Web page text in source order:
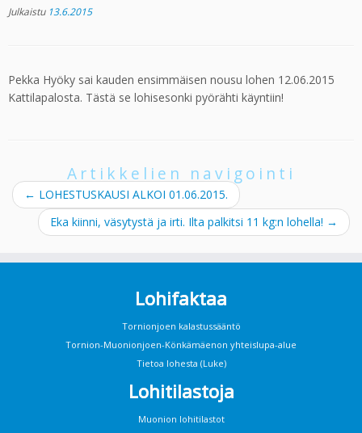
Julkaistu 13.6.2015
Pekka Hyöky sai kauden ensimmäisen nousu lohen 12.06.2015
Kattilapalosta. Tästä se lohisesonki pyörähti käyntiin!
Artikkelien navigointi
← LOHESTUSKAUSI ALKOI 01.06.2015.
Eka kiinni, väsytystä ja irti. Ilta palkitsi 11 kg:n lohella! →
Lohifaktaa
Tornionjoen kalastussääntö
Tornion-Muonionjoen-Könkämäenon yhteislupa-alue
Tietoa lohesta (Luke)
Lohitilastoja
Muonion lohitilastot